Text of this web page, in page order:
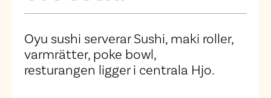
Oyu sushi serverar Sushi, maki roller,
varmrätter, poke bowl,
resturangen ligger i centrala Hjo.